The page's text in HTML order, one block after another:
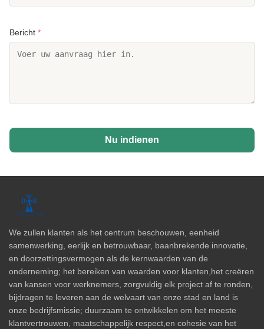
Bericht *
Nu indienen
We zullen klanten als het centrum beschouwen, eenheid
samenwerking, eerlijk en betrouwbaar, baanbrekende innovatie,
en doorzettingsvermogen als de kernwaarden van de
onderneming; het bereiken van waarden voor klanten,het creëren
van kansen voor werknemers, zorgvuldig elk project af te ronden,
bijdragen te leveren aan de welvaart van onze stad en land is
onze bedrijfsmissie; duurzaam te ontwikkelen om het meeste
klantvertrouwen, maatschappelijk respect,en cohesie van het